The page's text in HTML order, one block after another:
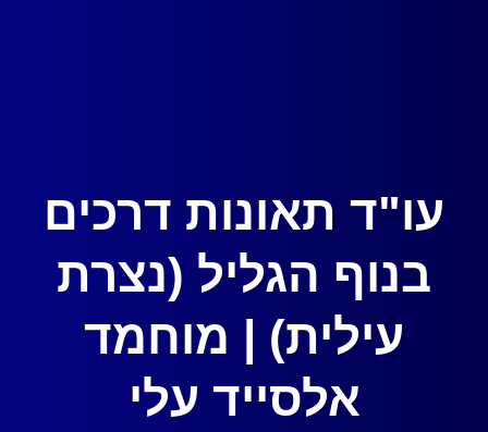
עו"ד תאונות דרכים
בנוף הגליל (נצרת
עילית) | מוחמד
אלסייד עלי